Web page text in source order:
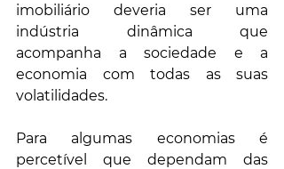
imobiliário deveria ser uma
indústria dinâmica que
acompanha a sociedade e a
economia com todas as suas
volatilidades.
Para algumas economias é
percetível que dependam das